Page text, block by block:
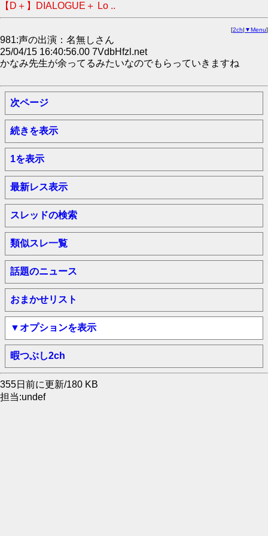
【D＋】DIALOGUE＋ Lo ..
[2ch| ▼Menu]
981:声の出演：名無しさん
25/04/15 16:40:56.00 7VdbHfzl.net
かなみ先生が余ってるみたいなのでもらっていきますね
次ページ
続きを表示
1を表示
最新レス表示
スレッドの検索
類似スレ一覧
話題のニュース
おまかせリスト
▼オプションを表示
暇つぶし2ch
355日前に更新/180 KB
担当:undef